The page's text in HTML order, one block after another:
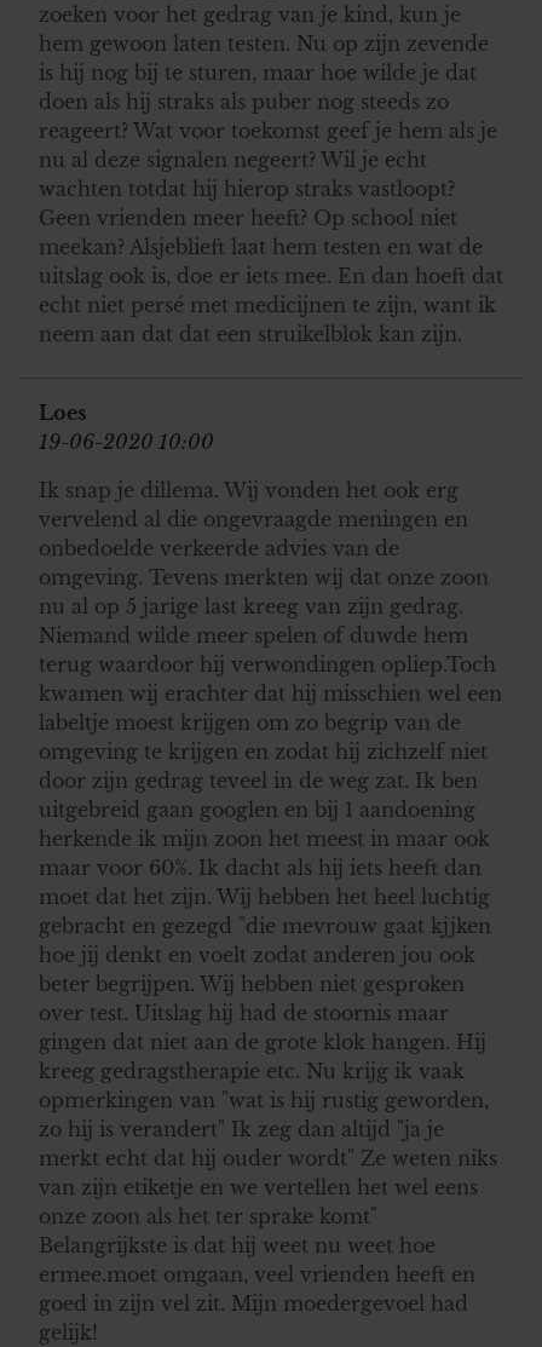
zoeken voor het gedrag van je kind, kun je
hem gewoon laten testen. Nu op zijn zevende
is hij nog bij te sturen, maar hoe wilde je dat
doen als hij straks als puber nog steeds zo
reageert? Wat voor toekomst geef je hem als je
nu al deze signalen negeert? Wil je echt
wachten totdat hij hierop straks vastloopt?
Geen vrienden meer heeft? Op school niet
meekan? Alsjeblieft laat hem testen en wat de
uitslag ook is, doe er iets mee. En dan hoeft dat
echt niet persé met medicijnen te zijn, want ik
neem aan dat dat een struikelblok kan zijn.
Loes
19-06-2020 10:00
Ik snap je dillema. Wij vonden het ook erg
vervelend al die ongevraagde meningen en
onbedoelde verkeerde advies van de
omgeving. Tevens merkten wij dat onze zoon
nu al op 5 jarige last kreeg van zijn gedrag.
Niemand wilde meer spelen of duwde hem
terug waardoor hij verwondingen opliep.Toch
kwamen wij erachter dat hij misschien wel een
labeltje moest krijgen om zo begrip van de
omgeving te krijgen en zodat hij zichzelf niet
door zijn gedrag teveel in de weg zat. Ik ben
uitgebreid gaan googlen en bij 1 aandoening
herkende ik mijn zoon het meest in maar ook
maar voor 60%. Ik dacht als hij iets heeft dan
moet dat het zijn. Wij hebben het heel luchtig
gebracht en gezegd "die mevrouw gaat kjjken
hoe jij denkt en voelt zodat anderen jou ook
beter begrijpen. Wij hebben niet gesproken
over test. Uitslag hij had de stoornis maar
gingen dat niet aan de grote klok hangen. Hij
kreeg gedragstherapie etc. Nu krijg ik vaak
opmerkingen van "wat is hij rustig geworden,
zo hij is verandert" Ik zeg dan altijd "ja je
merkt echt dat hij ouder wordt" Ze weten niks
van zijn etiketje en we vertellen het wel eens
onze zoon als het ter sprake komt"
Belangrijkste is dat hij weet nu weet hoe
ermee.moet omgaan, veel vrienden heeft en
goed in zijn vel zit. Mijn moedergevoel had
gelijk!